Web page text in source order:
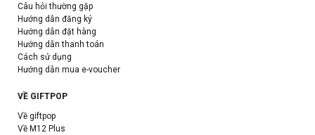
Câu hỏi thường gặp
Hướng dẫn đăng ký
Hướng dẫn đặt hàng
Hướng dẫn thanh toán
Cách sử dụng
Hướng dẫn mua e-voucher
VỀ GIFTPOP
Về giftpop
Về M12 Plus